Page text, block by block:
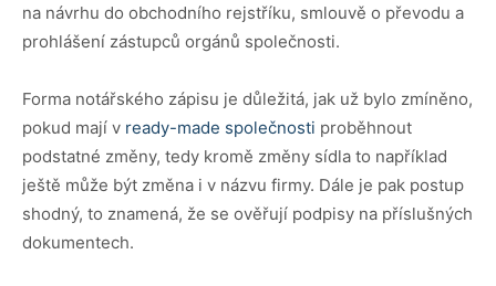
na návrhu do obchodního rejstříku, smlouvě o převodu a
prohlášení zástupců orgánů společnosti.
Forma notářského zápisu je důležitá, jak už bylo zmíněno,
pokud mají v ready-made společnosti proběhnout
podstatné změny, tedy kromě změny sídla to například
ještě může být změna i v názvu firmy. Dále je pak postup
shodný, to znamená, že se ověřují podpisy na příslušných
dokumentech.